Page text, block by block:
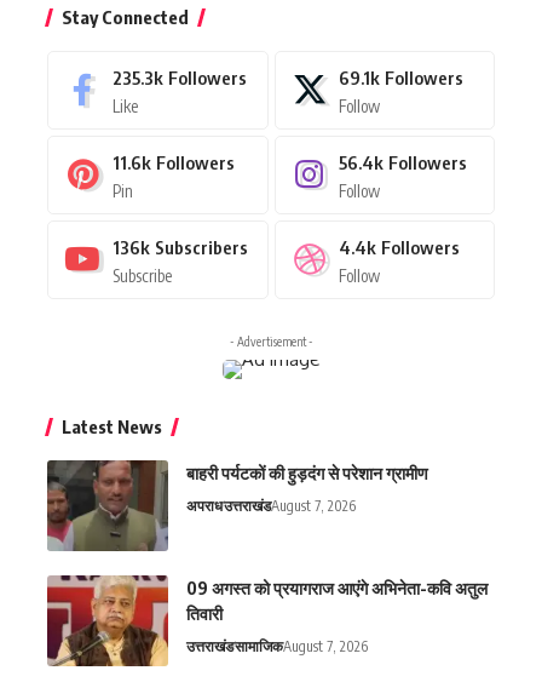
Stay Connected
235.3k Followers
Like
69.1k Followers
Follow
11.6k Followers
Pin
56.4k Followers
Follow
136k Subscribers
Subscribe
4.4k Followers
Follow
- Advertisement -
Latest News
बाहरी पर्यटकों की हुड़दंग से परेशान ग्रामीण
अपराधउत्तराखंडAugust 7, 2026
09 अगस्त को प्रयागराज आएंगे अभिनेता-कवि अतुल
तिवारी
उत्तराखंडसामाजिकAugust 7, 2026